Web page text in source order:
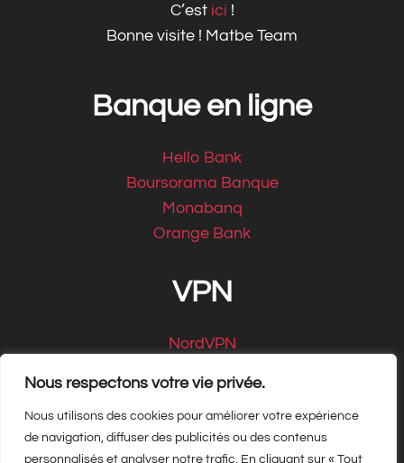
Nous respectons votre vie privée.
Nous utilisons des cookies pour améliorer votre expérience
de navigation, diffuser des publicités ou des contenus
personnalisés et analyser notre trafic. En cliquant sur « Tout
C’est ici !
Bonne visite ! Matbe Team
Banque en ligne
Hello Bank
Boursorama Banque
Monabanq
Orange Bank
VPN
NordVPN